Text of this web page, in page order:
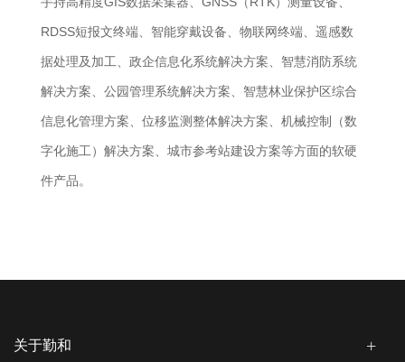
RDSS短报文终端、智能穿戴设备、物联网终端、遥感数
据处理及加工、政企信息化系统解决方案、智慧消防系统
解决方案、公园管理系统解决方案、智慧林业保护区综合
信息化管理方案、位移监测整体解决方案、机械控制（数
字化施工）解决方案、城市参考站建设方案等方面的软硬
件产品。
关于勤和